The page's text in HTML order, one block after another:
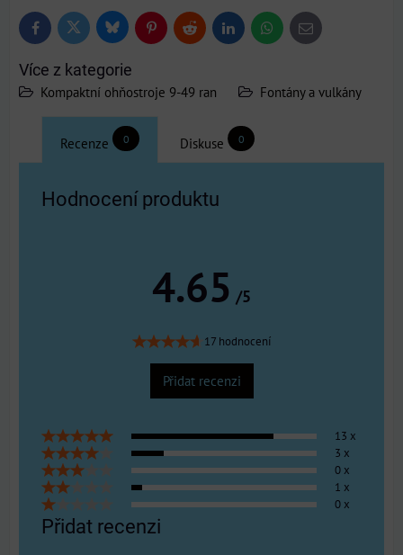
FacebookTwitter BlueskyPinterestReddit LinkedInWhatsApp
E-
mail
Více z kategorie
Kompaktní ohňostroje 9-49 ran Fontány a vulkány
Recenze 0 Diskuse 0
Hodnocení produktu
4.65 /5
17 hodnocení
Přidat recenzi
13 x
3 x
0 x
1 x
0 x
Přidat recenzi